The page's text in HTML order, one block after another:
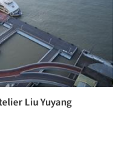
Liu Yuyang